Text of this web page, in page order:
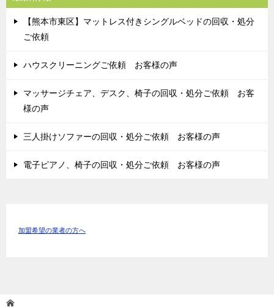
【熊本市東区】マットレス付きシングルベッドの回収・処分
ご依頼
ハウスクリーニングご依頼 お客様の声
マッサージチェア、デスク、椅子の回収・処分ご依頼 お客
様の声
三人掛けソファーの回収・処分ご依頼 お客様の声
電子ピアノ、椅子の回収・処分ご依頼 お客様の声
加盟希望の業者の方へ